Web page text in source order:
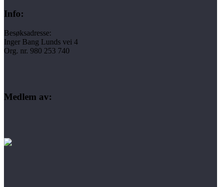
Info:
Besøksadresse:
Inger Bang Lunds vei 4
Org. nr. 980 253 740
Medlem av: